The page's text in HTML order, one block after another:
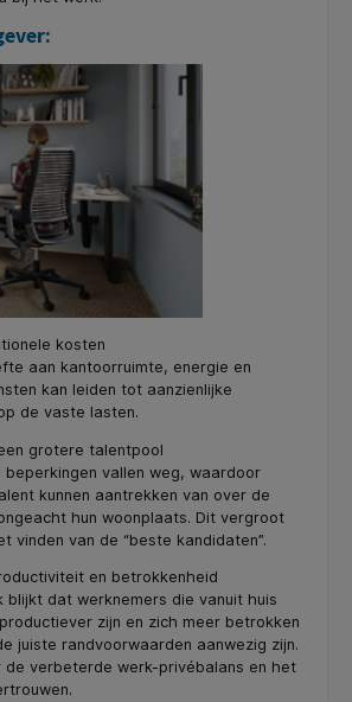
kosten
aan kantoorruimte, energie en
kan leiden tot aanzienlijke
de vaste lasten.
grotere talentpool
beperkingen vallen weg, waardoor
kunnen aantrekken van over de
hun woonplaats. Dit vergroot
vinden van de “beste kandidaten”.
en betrokkenheid
blijkt dat werknemers die vanuit huis
zijn en zich meer betrokken
juiste randvoorwaarden aanwezig zijn.
de verbeterde werk-privébalans en het